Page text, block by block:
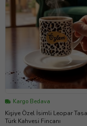
Kargo Bedava
Kişiye Özel İsimli Leopar
Türk Kahvesi Fincanı